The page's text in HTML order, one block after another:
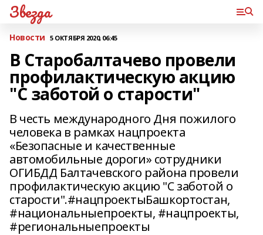
Звезда
Новости 5 ОКТЯБРЯ 2020, 06:45
В Старобалтачево провели
профилактическую акцию
"С заботой о старости"
В честь международного Дня пожилого
человека в рамках нацпроекта
«Безопасные и качественные
автомобильные дороги» сотрудники
ОГИБДД Балтачевского района провели
профилактическую акцию "С заботой о
старости".#нацпроектыБашкортостан,
#национальныепроекты, #нацпроекты,
#региональныепроекты